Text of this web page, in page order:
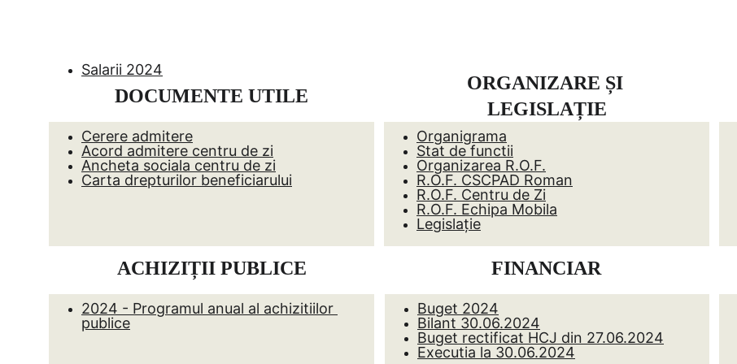
DOCUMENTE UTILE
ORGANIZARE ȘI
LEGISLAȚIE
FINANCIAR
Cerere admitere
Acord admitere centru de zi
Ancheta sociala centru de zi
Carta drepturilor beneficiarului
Organigrama
Stat de functii
Organizarea R.O.F.
R.O.F. CSCPAD Roman
R.O.F. Centru de Zi
R.O.F. Echipa Mobila
Legislație
ACHIZIȚII PUBLICE
2024 - Programul anual al achizitiilor
publice
Buget 2024
Bilant 30.06.2024
Buget rectificat HCJ din 27.06.2024
Executia la 30.06.2024
Salarii 2024